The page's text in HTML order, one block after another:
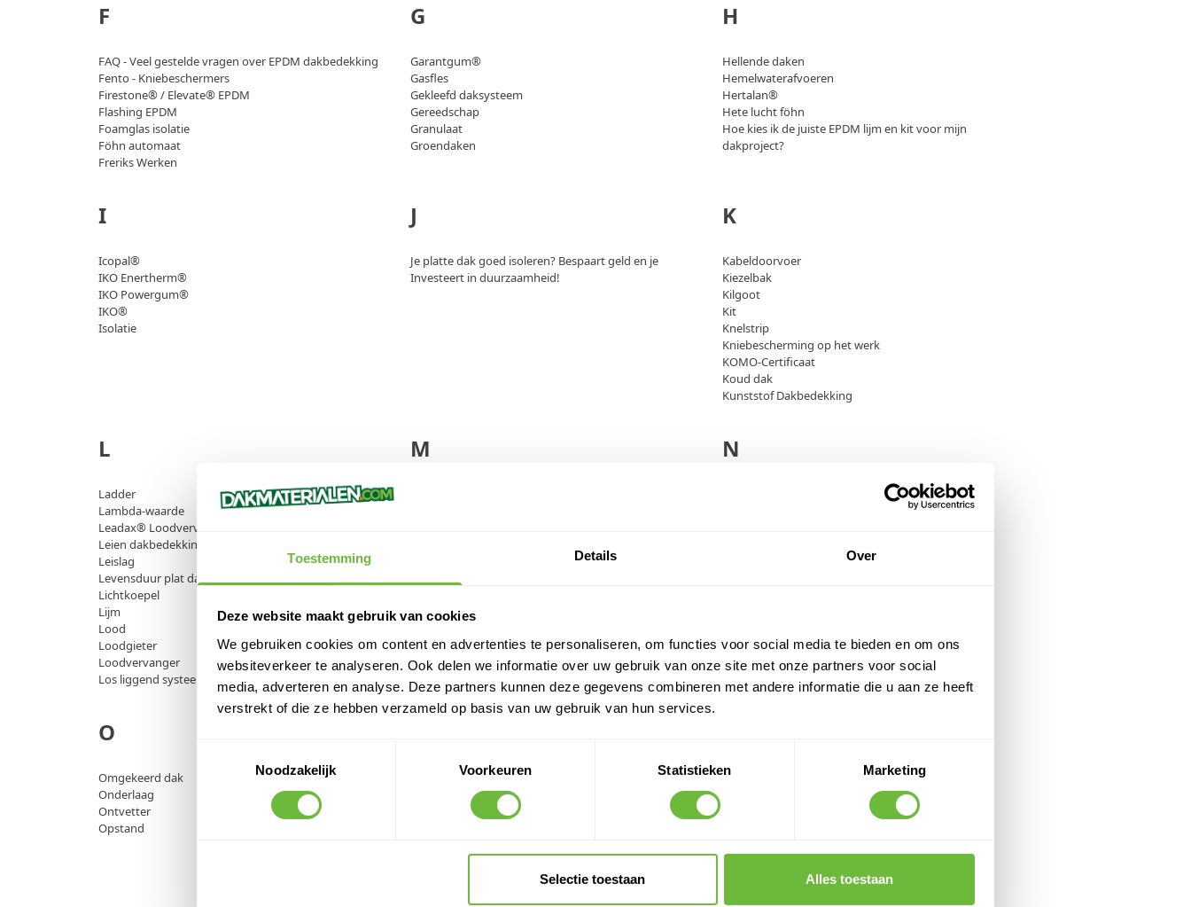
Toestemming Details Over
Deze website maakt gebruik van cookies
We gebruiken cookies om content en advertenties te personaliseren, om functies voor social media te bieden en om ons
websiteverkeer te analyseren. Ook delen we informatie over uw gebruik van onze site met onze partners voor social
media, adverteren en analyse. Deze partners kunnen deze gegevens combineren met andere informatie die u aan ze heeft
verstrekt of die ze hebben verzameld op basis van uw gebruik van hun services.
Noodzakelijk
Voorkeuren Statistieken Marketing
Selectie toestaan Alles toestaan
F
FAQ - Veel gestelde vragen over EPDM dakbedekking
Fento - Kniebeschermers
Firestone® / Elevate® EPDM
Flashing EPDM
Foamglas isolatie
Föhn automaat
Freriks Werken
G
Garantgum®
Gasfles
Gekleefd daksysteem
Gereedschap
Granulaat
Groendaken
H
Hellende daken
Hemelwaterafvoeren
Hertalan®
Hete lucht föhn
Hoe kies ik de juiste EPDM lijm en kit voor mijn
dakproject?
I
Icopal®
IKO Enertherm®
IKO Powergum®
IKO®
Isolatie
J
Je platte dak goed isoleren? Bespaart geld en je
Investeert in duurzaamheid!
K
Kabeldoorvoer
Kiezelbak
Kilgoot
Kit
Knelstrip
Kniebescherming op het werk
KOMO-Certificaat
Koud dak
Kunststof Dakbedekking
L
Ladder
Lambda-waarde
Leadax® Loodvervanger
Leien dakbedekking
Leislag
Levensduur plat dak
Lichtkoepel
Lijm
Lood
Loodgieter
Loodvervanger
Los liggend systeem
M N
O
Omgekeerd dak
Onderlaag
Ontvetter
Opstand
P.O.C.B. Dakbedekking
Piepschuim
Pijnvrije knieën als dakdekker? Bijna onmogelijk!
Quickprimer